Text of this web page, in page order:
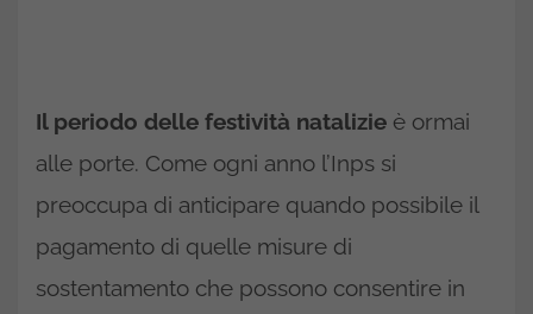
Il periodo delle festività natalizie è ormai
alle porte. Come ogni anno l’Inps si
preoccupa di anticipare quando possibile il
pagamento di quelle misure di
sostentamento che possono consentire in